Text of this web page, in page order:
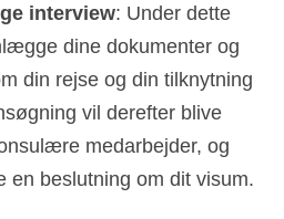
interview: Under dette
dine dokumenter og
din rejse og din tilknytning
vil derefter blive
medarbejder, og
en beslutning om dit visum.